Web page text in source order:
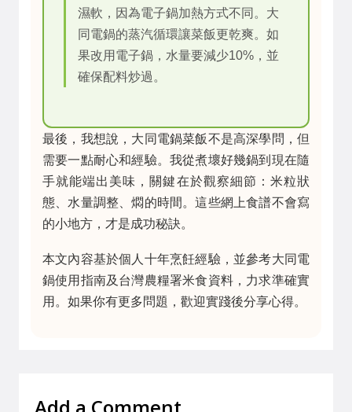
濕軟，因為電子鍋加熱方式不同。大
同電鍋的蒸汽循環讓菜飯更乾爽。如
果改用電子鍋，水量要減少10%，並
確保配料炒過。
最後，我想說，大同電鍋菜飯不是高深學問，但
需要一點耐心和經驗。我從煮壞好幾鍋到現在隨
手就能端出美味，關鍵在於觀察細節：米粒狀
態、水量調整、燜的時間。這些網上食譜不會寫
的小地方，才是成功秘訣。
本文內容基於個人十年烹飪經驗，並參考大同電
鍋使用指南及台灣農糧署米食資料，力求準確實
用。如果你有更多問題，歡迎實踐後分享心得。